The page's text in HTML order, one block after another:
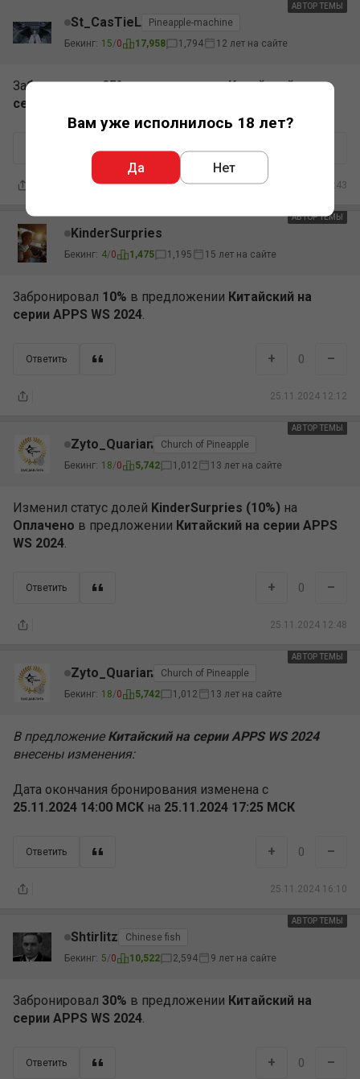
Вам уже исполнилось 18 лет?
Да Нет
St_CasTieL
АВТОР ТЕМЫ
Pineapple-machine
Бекинг: 15/0 17,958 1,794 12 лет на сайте
Забронировал25%в предложенииКитайский на
серии APPS WS 2024
23.11.2024 22:43
KinderSurpries
АВТОР ТЕМЫ
Бекинг: 4/0 1,475 1,195 15 лет на сайте
Забронировал 10% в предложении Китайский на
серии APPS WS 2024.
Ответить
25.11.2024 12:12
+ 0 –
АВТОР
Zyto_Quarian
АВТОР ТЕМЫ
Church of Pineapple
Бекинг: 18/0 5,742 1,012 13 лет на сайте
Изменил статус долей KinderSurpries (10%) на
Оплачено в предложении Китайский на серии APPS
WS 2024.
Ответить
25.11.2024 12:48
+ 0 –
АВТОР
Zyto_Quarian
АВТОР ТЕМЫ
Church of Pineapple
Бекинг: 18/0 5,742 1,012 13 лет на сайте
В предложение Китайский на серии APPS WS 2024
внесены изменения:
Дата окончания бронирования изменена с
25.11.2024 14:00 МСК на 25.11.2024 17:25 МСК
Ответить
25.11.2024 16:10
+ 0 –
Shtirlitz
АВТОР ТЕМЫ
Chinese fish
Бекинг: 5/0 10,522 2,594 9 лет на сайте
Забронировал 30% в предложении Китайский на
серии APPS WS 2024.
Ответить + 0 –